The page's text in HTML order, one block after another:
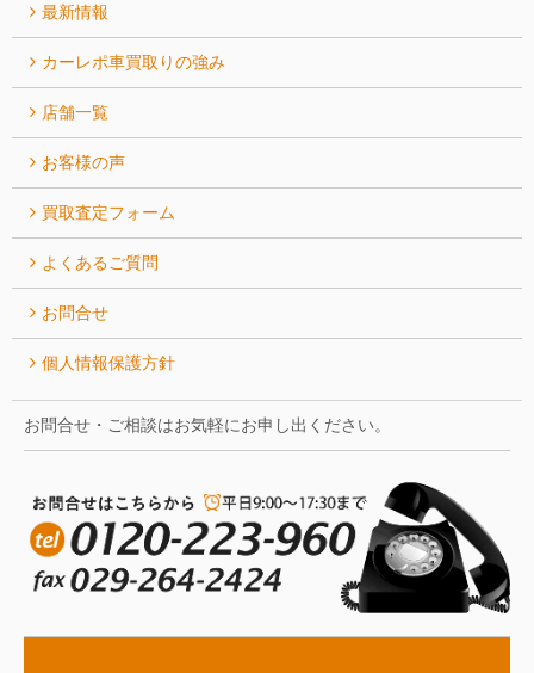
最新情報
カーレポ⾞買取りの強み
店舗一覧
お客様の声
買取査定フォーム
よくあるご質問
お問合せ
個人情報保護方針
お問合せ・ご相談はお気軽にお申し出ください。